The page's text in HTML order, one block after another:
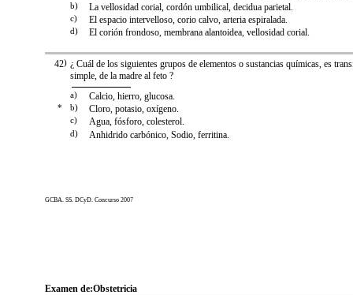
b) La vellosidad corial, cordón umbilical, decidua parietal.
c) El espacio intervelloso, corio calvo, arteria espiralada.
d) El corión frondoso, membrana alantoidea, vellosidad corial.
)
42 ¿ Cuál de los siguientes grupos de elementos o sustancias químicas, es
simple, de la madre al feto ?
a) Calcio, hierro, glucosa.
* b) Cloro, potasio, oxígeno.
c) Agua, fósforo, colesterol.
d) Anhidrido carbónico, Sodio, ferritina.
GCBA. SS. DCyD. Concurso 2007
Examen de:Obstetricia